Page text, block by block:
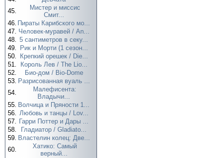
45.
Мистер и миссис
Смит...
46. Пираты Карибского мо...
47. Человек-муравей / An...
48. 5 сантиметров в секу...
49.
Рик и Морти (1 сезон...
50.
Крепкий орешек / Die...
51.
Король Лев / The Lio...
52.
Био-дом / Bio-Dome
53. Разрисованная вуаль ...
54.
Малефисента:
Владычи...
55. Волчица и Пряности 1...
56. Любовь и танцы / Lov...
57. Гарри Поттер и Дары ...
58.
Гладиатор / Gladiato...
59. Властелин колец: Две...
60.
Хатико: Самый
верный...